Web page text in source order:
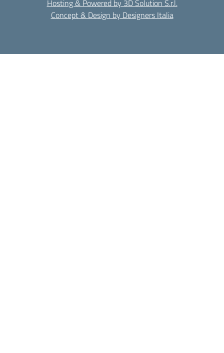
Hosting & Powered by 3D Solution S.r.l.
Concept & Design by Designers Italia